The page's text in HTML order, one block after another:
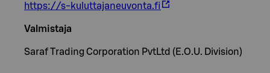
https://s-kuluttajaneuvonta.fi
Valmistaja
Saraf Trading Corporation PvtLtd (E.O.U. Division)